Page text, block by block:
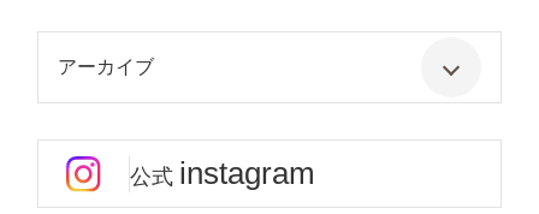
アーカイブ
公式 instagram